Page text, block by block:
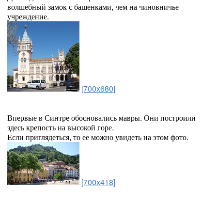
волшебный замок с башенками, чем на чиновничье
учреждение.
[700x680]
Впервые в Синтре обосновались мавры. Они построили
здесь крепость на высокой горе.
Если приглядеться, то ее можно увидеть на этом фото.
[700x418]